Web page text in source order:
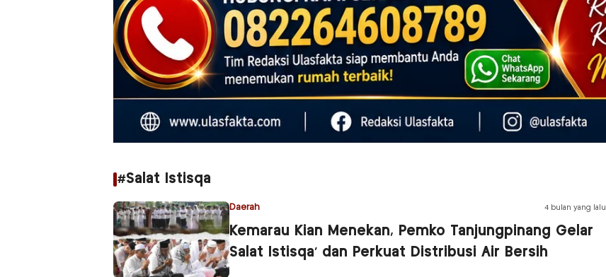
#Salat Istisqa
Daerah 4 bulan yang lalu
Kemarau Kian Menekan, Pemko Tanjungpinang Gelar
Salat Istisqa’ dan Perkuat Distribusi Air Bersih